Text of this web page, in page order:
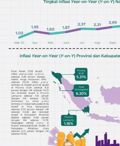
lainnya,
desain
Koran
dan
media
siber
lebih
eksklusif,
bergaya
trendi,
mengandung